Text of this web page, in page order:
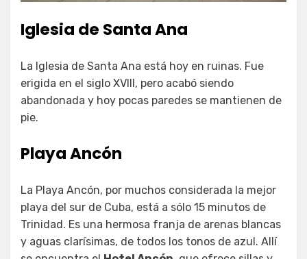
Iglesia de Santa Ana
La Iglesia de Santa Ana está hoy en ruinas. Fue
erigida en el siglo XVIII, pero acabó siendo
abandonada y hoy pocas paredes se mantienen de
pie.
Playa Ancón
La Playa Ancón, por muchos considerada la mejor
playa del sur de Cuba, está a sólo 15 minutos de
Trinidad. Es una hermosa franja de arenas blancas
y aguas clarísimas, de todos los tonos de azul. Allí